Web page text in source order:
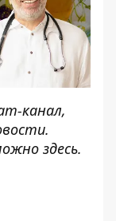
канал,
здесь.